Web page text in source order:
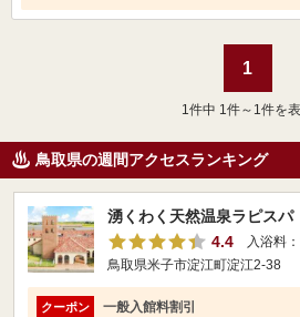
1
1 件中 1件～1件を
鳥取県の週間アクセスランキング
湧くわく天然温泉ラピスパ
4.4
入浴料：
鳥取県米子市淀江町淀江2-38
クーポン 一般入館料割引